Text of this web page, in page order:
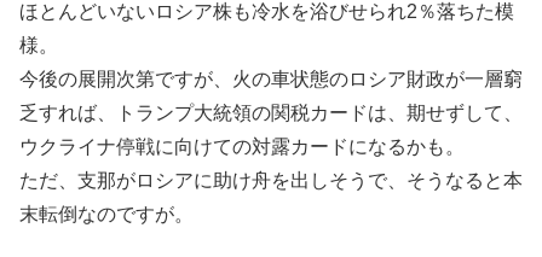
ほとんどいないロシア株も冷水を浴びせられ2％落ちた模
様。
今後の展開次第ですが、火の車状態のロシア財政が一層窮
乏すれば、トランプ大統領の関税カードは、期せずして、
ウクライナ停戦に向けての対露カードになるかも。
ただ、支那がロシアに助け舟を出しそうで、そうなると本
末転倒なのですが。